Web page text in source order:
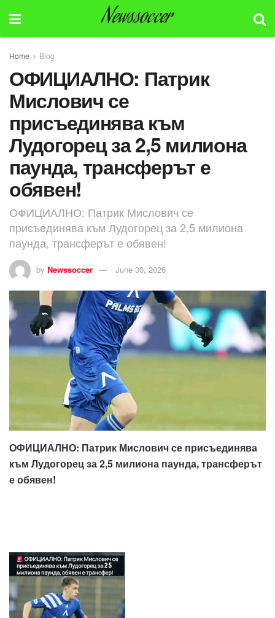
Newssoccer
Home Blog
ОФИЦИАЛНО: Патрик
Мислович се
присъединява към
Лудогорец за 2,5 милиона
паунда, трансферът е
обявен!
ОФИЦИАЛНО: Патрик Мислович се
присъединява към Лудогорец за 2,5 милиона
паунда, трансферът е обявен!
by Newssoccer June 30, 2026
ОФИЦИАЛНО: Патрик Мислович се присъединява
към Лудогорец за 2,5 милиона паунда, трансферът
е обявен!